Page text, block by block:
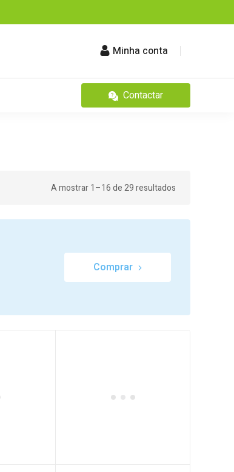
Minha conta
Contactar
A mostrar 1–16 de 29 resultados
Comprar